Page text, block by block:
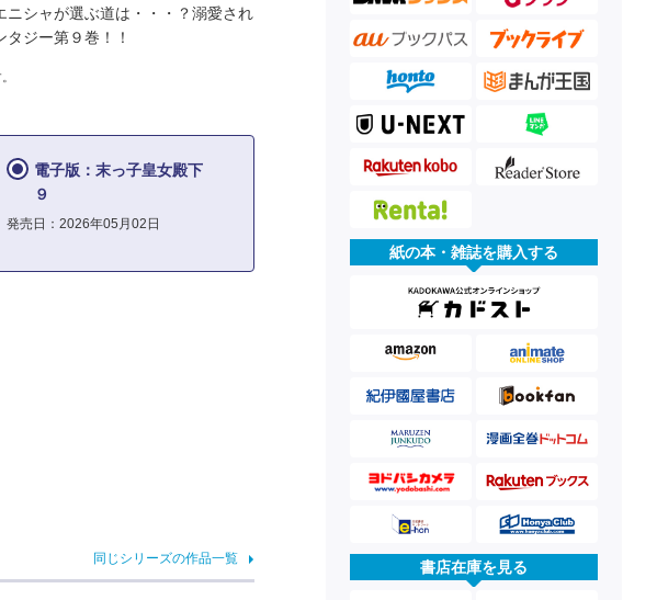
シャが選ぶ道は・・・？溺愛され
ジー第９巻！！
電子版：末っ子皇女殿下
９
発売日：2026年05月02日
同じシリーズの作品一覧
紙の本・雑誌を購入する
書店在庫を見る